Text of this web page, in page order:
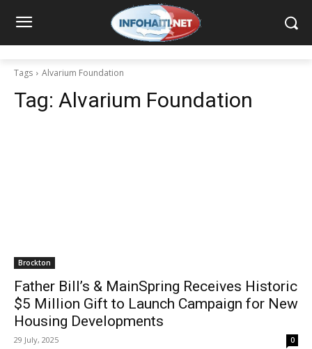
Tags Alvarium Foundation
Tag: Alvarium Foundation
Brockton
Father Bill’s & MainSpring Receives Historic
$5 Million Gift to Launch Campaign for New
Housing Developments
29 July, 2025 0